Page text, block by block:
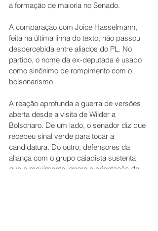
a formação de maioria no Senado.
A comparação com Joice Hasselmann,
feita na última linha do texto, não passou
despercebida entre aliados do PL. No
partido, o nome da ex-deputada é usado
como sinônimo de rompimento com o
bolsonarismo.
A reação aprofunda a guerra de versões
aberta desde a visita de Wilder a
Bolsonaro. De um lado, o senador diz que
recebeu sinal verde para tocar a
candidatura. Do outro, defensores da
aliança com o grupo caiadista sustenta
que o movimento ignora a orientação do